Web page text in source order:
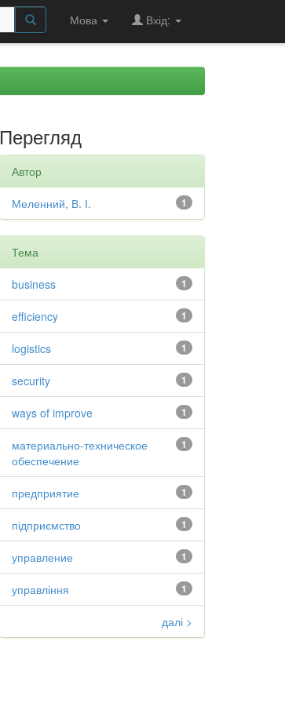
Мова Вхід:
Перегляд
Автор
1
Меленний, В. І.
Тема
1
business
1
efficiency
1
logistics
1
security
1
ways of improve
1
материально-техническое
обеспечение
1
предприятие
1
підприємство
1
управление
1
управління
далі >